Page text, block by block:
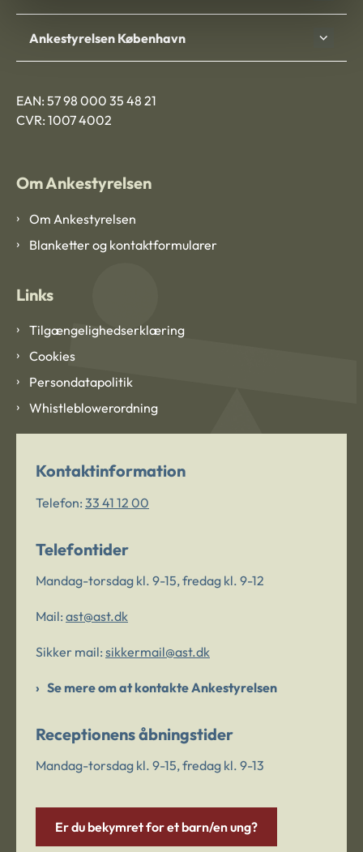
Ankestyrelsen København
EAN: 57 98 000 35 48 21
CVR: 1007 4002
Om Ankestyrelsen
Om Ankestyrelsen
Blanketter og kontaktformularer
Links
Tilgængelighedserklæring
Cookies
Persondatapolitik
Whistleblowerordning
Kontaktinformation
Telefon: 33 41 12 00
Telefontider
Mandag-torsdag kl. 9-15, fredag kl. 9-12
Mail: ast@ast.dk
Sikker mail: sikkermail@ast.dk
Se mere om at kontakte Ankestyrelsen
Receptionens åbningstider
Mandag-torsdag kl. 9-15, fredag kl. 9-13
Er du bekymret for et barn/en ung?